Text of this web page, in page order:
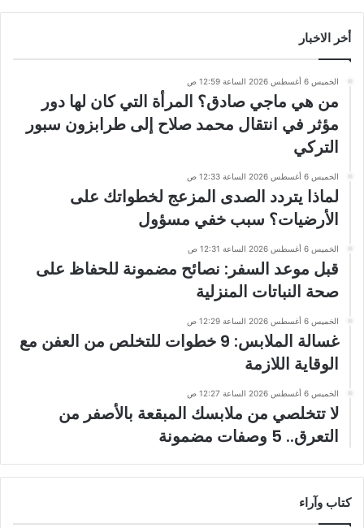
أخر الاخبار
الخميس 6 أغسطس 2026 الساعة 12:59 ص
من هي ماجي صادق؟ المرأة التي كان لها دور
مؤثر في انتقال محمد صلاح إلى طرابزون سبور
التركي
الخميس 6 أغسطس 2026 الساعة 12:33 ص
لماذا يتردد الصدى المزعج لخطواتك على
الأرضيات؟ سبب خفي مسؤول
الخميس 6 أغسطس 2026 الساعة 12:31 ص
قبل موعد السفر: نصائح مضمونة للحفاظ على
صحة النباتات المنزلية
الخميس 6 أغسطس 2026 الساعة 12:29 ص
غسالة الملابس: 9 خطوات للتخلص من العفن مع
الوقاية اللازمة
الخميس 6 أغسطس 2026 الساعة 12:27 ص
لا تتخلصي من ملابسك المبقعة بالأصفر من
التعرق.. 5 وصفات مضمونة
كتاب وآراء